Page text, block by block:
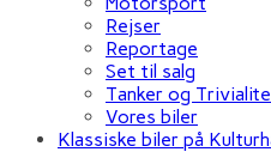
Rejser
Reportage
Set til salg
Tanker og
Vores biler
Klassiske biler på